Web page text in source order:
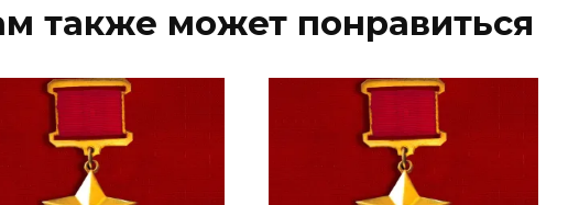
также может понравиться